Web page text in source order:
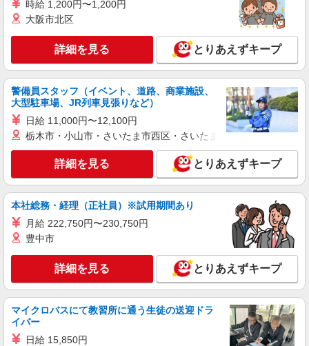
おもちゃ・玩具の袋詰め・検品など
時給1,400円以上＋交通費全額支給 ※夜勤は時
給1,800円以上（深夜手当含む） ◆月収例
246,400円 （日勤シフト10時〜19時 週5日勤務の
場合） 時給1,400円×8h×22日勤務
東京都江東区 ★上記以外にも神奈川県内（川
崎・横浜・相模原など）に多数派遣先有
キープ 詳細を見る
派遣社員
ギフトやお菓子の仕分け・シール貼り
時給1,400円以上＋交通費全額支給 ※夜勤は時
給1,800円以上（深夜手当含む） ◆月収例
246,400円 （日勤シフト10時〜19時 週5日勤務の
場合） 時給1,400円×8h×22日勤務 ◆月収例
316,800円 （夜勤シフト 21時〜翌6時 週5日勤務の
東京都江東区 ★上記以外にも神奈川県内（川
崎・横浜・相模原など）に多数派遣先有
キープ 詳細を見る
派遣社員
LAPI-Staff株式会社 本社/軽作業窓口
ギフトのシール貼り・仕分け・梱包
時給1,400円以上＋交通費全額支給 ※夜勤は時
時給 1,200円〜1,200円
大阪市北区
詳細を見る とりあえずキープ
警備員スタッフ（イベント、道路、商業施設、
大型駐車場、JR列車見張りなど）
日給 11,000円〜12,100円
栃木市・小山市・さいたま市西区・さいたま市岩槻区・久喜市・
詳細を見る とりあえずキープ
本社総務・経理（正社員）※試用期間あり
月給 222,750円〜230,750円
豊中市
詳細を見る とりあえずキープ
マイクロバスにて教習所に通う生徒の送迎ドラ
イバー
日給 15,850円